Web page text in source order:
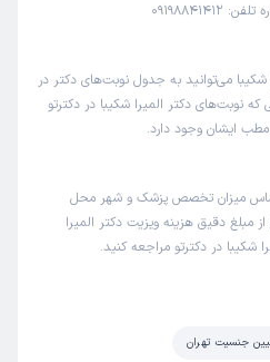
شکیبا می‌توانید به جدول نوبت‌های دکتر در
نوبت‌های دکتر المیرا شکیبا در دکترتو
ایشان وجود دارد.
اساس میزان تخصص پزشک و شهر محل
مبلغ دقیق هزینه ویزیت دکتر المیرا
شکیبا در دکترتو مراجعه کنید.
جنسیت تهران